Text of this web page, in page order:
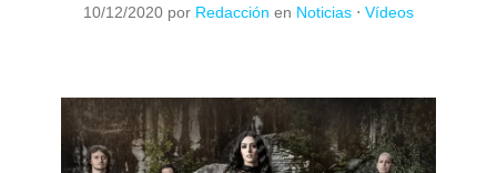
10/12/2020 por Redacción en Noticias ⋅ Vídeos